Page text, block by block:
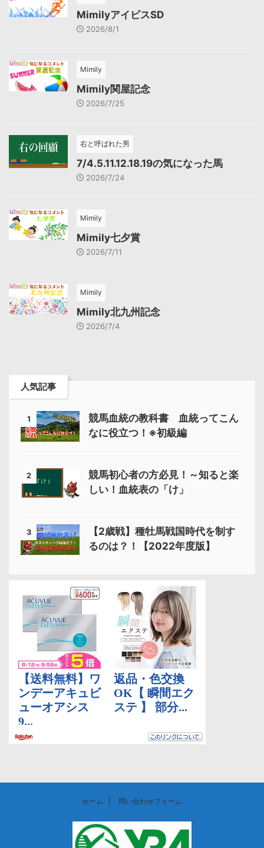
MimilyアイビスSD
2026/8/1
Mimily
Mimily関屋記念
2026/7/25
右と呼ばれた男
7/4.5.11.12.18.19の気になった馬
2026/7/24
Mimily
Mimily七夕賞
2026/7/11
Mimily
Mimily北九州記念
2026/7/4
人気記事
1
競馬血統の教科書 血統ってこん
なに役立つ！※初級編
2
競馬初心者の方必見！～知ると楽
しい！血統表の「け」
3
【2歳戦】種牡馬戦国時代を制す
るのは？！【2022年度版】
ホーム 問い合わせフォーム